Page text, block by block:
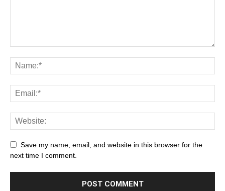
Save my name, email, and website in this browser for the
next time I comment.